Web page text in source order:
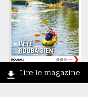
Lire le magazine